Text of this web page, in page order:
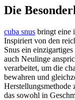
Die
cuba snus bringt eine
Inspiriert von den
Snus ein
auch Neulinge
verarbeitet, um die
bewahren und
Herstellungsmethode
das sowohl in